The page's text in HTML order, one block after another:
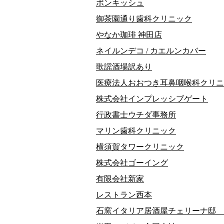
ボンキッシュ
御茶園通り歯科クリニック
やなか珈琲 神田店
ネイルンデコ / カエルンカバー
歌謡酒場訳あり
医療法人おおつき耳鼻咽喉科クリ
株式会社インプレッシブゲート
行政書士ウチダ事務所
マリン歯科クリニック
横須賀タワークリニック
株式会社ゴーイング
有限会社新家
レストラン西本
石窯イタリア居酒屋チェリーナ邸